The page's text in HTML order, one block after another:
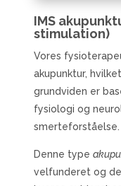
IMS
stimulation)
Vores
akupunktur,
grundviden er
fysiologi og
smerteforståelse.
Denne type
velfunderet og